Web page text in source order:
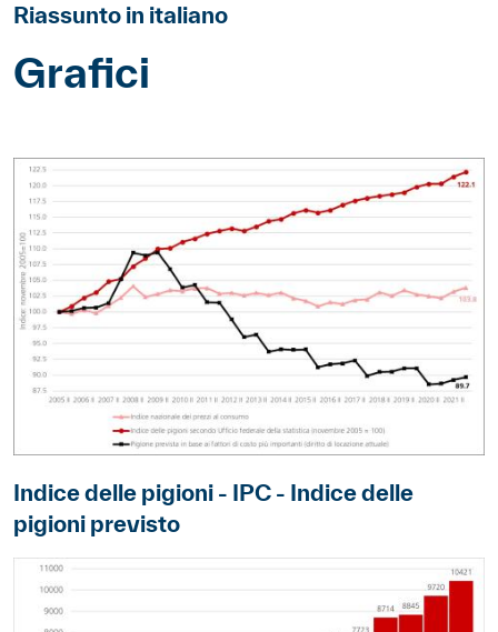
Riassunto in italiano
Contenu
Grafici
Immagine
Indice delle pigioni - IPC - Indice delle
pigioni previsto
Immagine